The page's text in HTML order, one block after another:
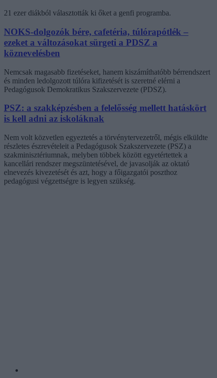
21 ezer diákból választották ki őket a genfi programba.
NOKS-dolgozók bére, cafetéria, túlórapótlék –
ezeket a változásokat sürgeti a PDSZ a
köznevelésben
Nemcsak magasabb fizetéseket, hanem kiszámíthatóbb bérrendszert
és minden ledolgozott túlóra kifizetését is szeretné elérni a
Pedagógusok Demokratikus Szakszervezete (PDSZ).
PSZ: a szakképzésben a felelősség mellett hatáskört
is kell adni az iskoláknak
Nem volt közvetlen egyeztetés a törvénytervezetről, mégis elküldte
részletes észrevételeit a Pedagógusok Szakszervezete (PSZ) a
szakminisztériumnak, melyben többek között egyetértettek a
kancellári rendszer megszüntetésével, de javasolják az oktató
elnevezés kivezetését és azt, hogy a főigazgatói poszthoz
pedagógusi végzettségre is legyen szükség.